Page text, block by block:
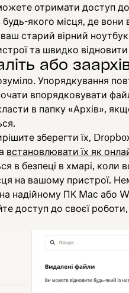
отримати доступ до
будь-якого місця, де
ваш старий вірний
та швидко
або
Упорядкування
впорядковувати
в папку «Архів»,
зберегти їх,
встановлювати їх як
в безпеці в хмарі, коли
на вашому пристрої.
надійному ПК Mac або
доступ до своєї